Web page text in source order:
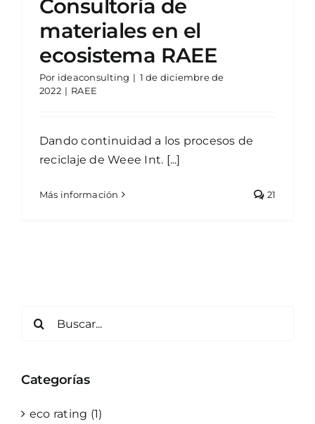
Consultoría de
materiales en el
ecosistema RAEE
Por ideaconsulting | 1 de diciembre de
2022 | RAEE
Dando continuidad a los procesos de
reciclaje de Weee Int. [...]
Más información 21
Categorías
eco rating (1)